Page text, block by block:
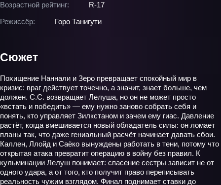
Возрастной рейтинг:
R-17
Режиссёр:
Горо Танигути
Сюжет
Похищение Наннали и Зеро превращает спокойный мир в
кризис: враг действует точечно, а значит, знает больше, чем
должен. С.С. возвращает Лелуша, но он не может просто
«встать и победить» — ему нужно заново собрать себя и
понять, кто управляет Зилкстаном и зачем ему гиас. Давление
растёт, когда вмешивается новый обладатель силы: он ломает
планы так, что даже гениальный расчёт начинает давать сбои.
Каллен, Ллойд и Саёко вынуждены работать в тени, потому что
открытая атака превратит операцию в войну без правил. К
кульминации Лелуш понимает: спасение сестры зависит не от
одного удара, а от того, кто получит право переписывать
реальность чужим взглядом. Финал поднимает ставки до